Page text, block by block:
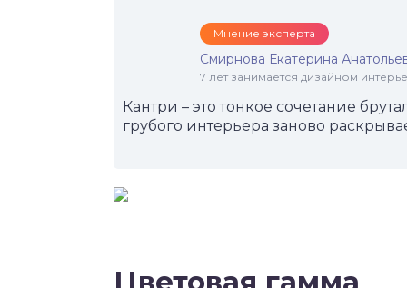
Мнение эксперта
Смирнова Екатерина
7 лет занимается дизайном
Кантри – это тонкое сочетание
грубого интерьера заново